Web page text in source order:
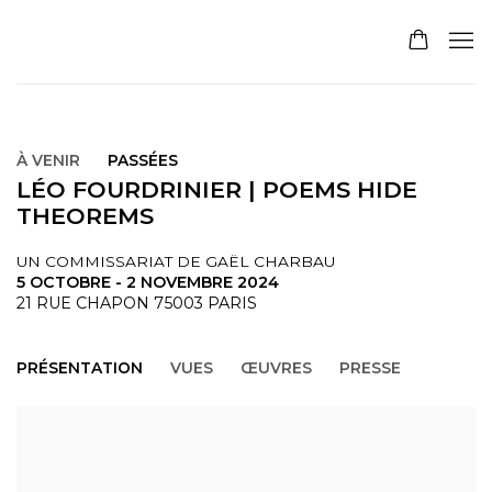
À VENIR PASSÉES
LÉO FOURDRINIER | POEMS HIDE
THEOREMS
UN COMMISSARIAT DE GAËL CHARBAU
5 OCTOBRE - 2 NOVEMBRE 2024
21 RUE CHAPON 75003 PARIS
PRÉSENTATION VUES ŒUVRES PRESSE